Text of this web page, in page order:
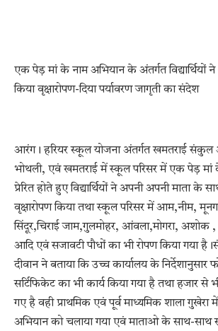
एक पेड़ मां के नाम अभियान के अंतर्गत विद्यार्थियों
किया वृक्षारोपण-दिया पर्यावरण जागृती का संदेश
आरंग। हरियर स्कूल योजना अंतर्गत खमतराई संकुल
भोथली, एवं खमतराई में स्कूल परिसर में एक पेड़ मां
प्रेरित होते हुए विद्यार्थियों ने अपनी अपनी माता के
वृक्षारोपण किया तथा स्कूल परिसर में आम,नीम,
सिंदूर,चिराई जाम,गुलमोहर, आंवला,मोगरा,
आदि एवं सजावटी पौधों का भी रोपण किया गया
दीवान ने बताया कि उच्च कार्यालय के निर्देशानुसार
सर्टिफिकेट का भी कार्य किया गया है तथा हजार
गए है वही प्राथमिक एवं पूर्व माध्यमिक शाला गुखेरा
अभियान को चलाया गया एवं माताओ के साथ-साथ